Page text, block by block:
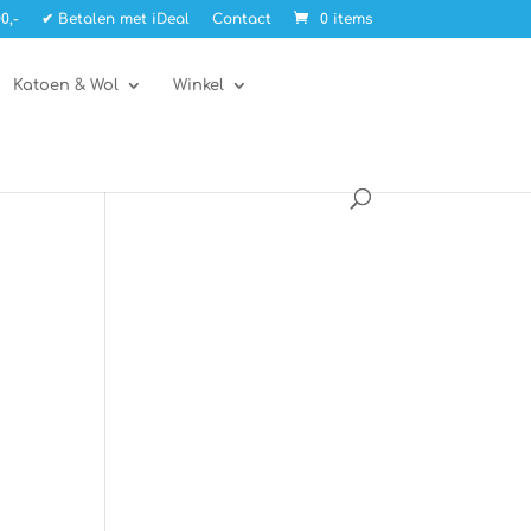
✔ Betalen met iDeal Contact 0 items
Katoen & Wol Winkel